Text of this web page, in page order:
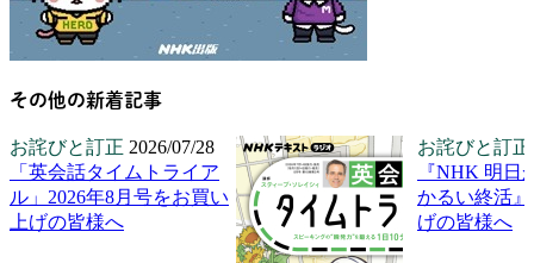
その他の新着記事
お詫びと訂正 2026/07/28
「英会話タイムトライア
ル」2026年8月号をお買い
上げの皆様へ
お詫びと訂正
『NHK 明日
かるい終活
げの皆様へ